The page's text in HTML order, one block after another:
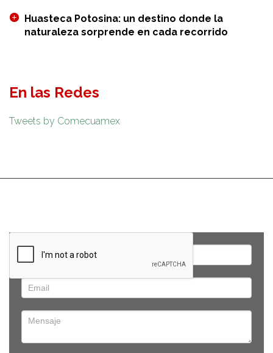
Huasteca Potosina: un destino donde la
naturaleza sorprende en cada recorrido
En las Redes
Tweets by Comecuamex